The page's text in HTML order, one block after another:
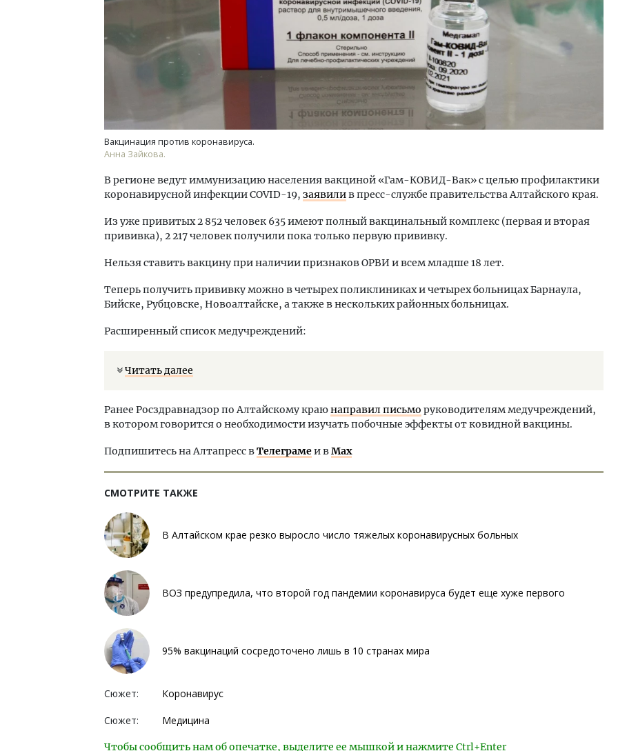
Вакцинация против коронавируса.
Анна Зайкова.
В регионе ведут иммунизацию населения вакциной «Гам-КОВИД-Вак» с целью профилактики
коронавирусной инфекции COVID-19, заявилив пресс-службе правительства Алтайского края.
Из уже привитых 2 852 человек 635 имеют полный вакцинальный комплекс (первая и вторая
прививка), 2 217 человек получили пока только первую прививку.
Нельзя ставить вакцину при наличии признаков ОРВИ и всем младше 18 лет.
Теперь получить прививку можно в четырех поликлиниках и четырех больницах Барнаула,
Бийске, Рубцовске, Новоалтайске, а также в нескольких районных больницах.
Расширенный список медучреждений:
Читать далее
Ранее Росздравнадзор по Алтайскому краюнаправил письмо руководителям медучреждений,
в котором говорится о необходимости изучать побочные эффекты от ковидной вакцины.
Подпишитесь на Алтапресс вТелеграмеи вMax
СМОТРИТЕ ТАКЖЕ
В Алтайском крае резко выросло число тяжелых коронавирусных больных
ВОЗ предупредила, что второй год пандемии коронавируса будет еще хуже первого
95% вакцинаций сосредоточено лишь в 10 странах мира
Сюжет: Коронавирус
Сюжет: Медицина
Чтобы сообщить нам об опечатке, выделите ее мышкой и нажмите Ctrl+Enter
Двухуровневые номера и